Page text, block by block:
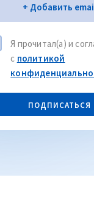
Электронная почта
+ Добавить
Я прочитал(а) и
с политикой
ПОДПИСАТЬСЯ
CiteșteCITEȘTE